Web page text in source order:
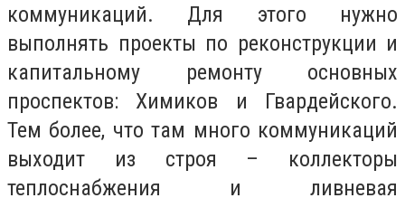
коммуникаций. Для этого нужно
выполнять проекты по реконструкции и
капитальному ремонту основных
проспектов: Химиков и Гвардейского.
Тем более, что там много коммуникаций
выходит из строя – коллекторы
теплоснабжения и ливневая